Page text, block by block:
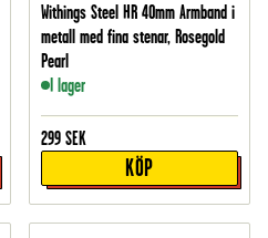
Withings Steel HR 40mm Armband i
metall med fina stenar, Rosegold
Pearl
I lager
299 SEK
KÖP